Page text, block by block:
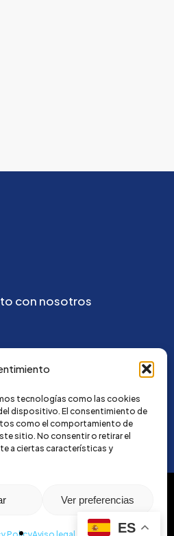
tecnologías como las cookies
dispositivo. El consentimiento de
como el comportamiento de
sitio. No consentir o retirar el
a ciertas características y
Ver preferencias
con nosotros
ES